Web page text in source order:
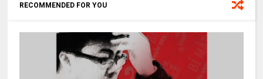
RECOMMENDED FOR YOU